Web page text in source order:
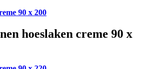
90 x 200
hoeslaken creme 90 x